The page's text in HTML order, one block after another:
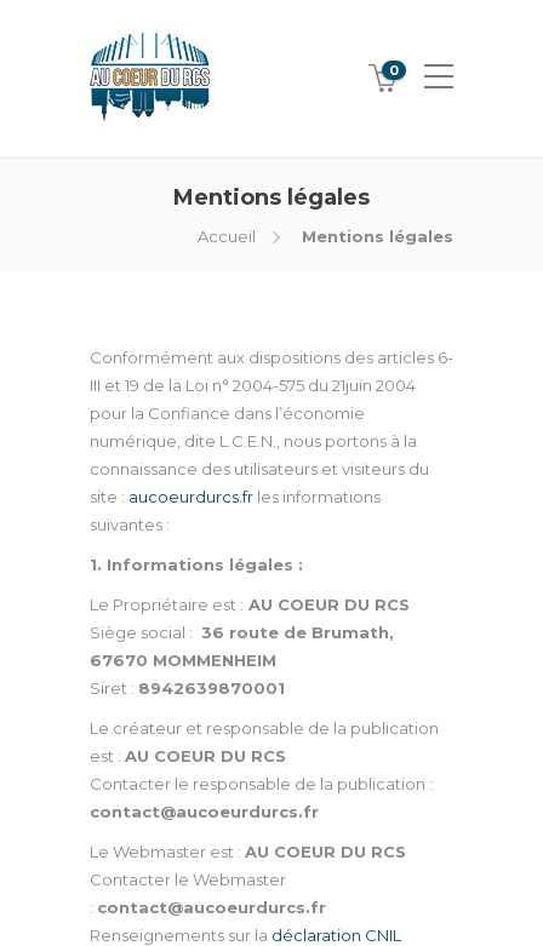
0
Mentions légales
Accueil Mentions légales
Conformément aux dispositions des articles 6-
III et 19 de la Loi n° 2004-575 du 21juin 2004
pour la Confiance dans l’économie
numérique, dite L.C.E.N., nous portons à la
connaissance des utilisateurs et visiteurs du
site : aucoeurdurcs.fr les informations
suivantes :
1. Informations légales :
Le Propriétaire est : AU COEUR DU RCS
Siège social : 36 route de Brumath,
67670 MOMMENHEIM
Siret : 8942639870001
Le créateur et responsable de la publication
est : AU COEUR DU RCS
Contacter le responsable de la publication :
contact@aucoeurdurcs.fr
Le Webmaster est : AU COEUR DU RCS
Contacter le Webmaster
: contact@aucoeurdurcs.fr
Renseignements sur la déclaration CNIL